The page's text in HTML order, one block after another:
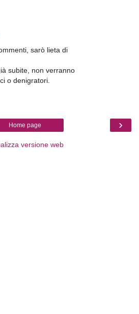
sarò lieta di
subite, non verranno
o denigratori.
›
Home page
versione web